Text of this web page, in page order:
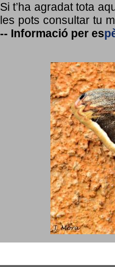
Si t’ha agradat tota
les pots consultar tu
-- Informació per es